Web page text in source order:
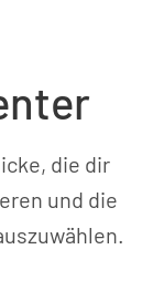
die dir
und die